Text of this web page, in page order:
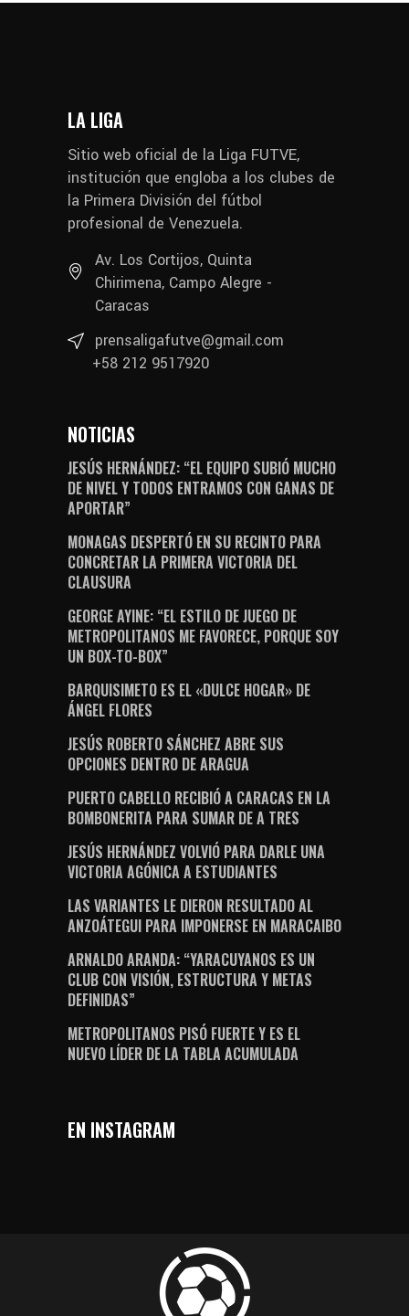
LA LIGA
Sitio web oficial de la Liga FUTVE,
institución que engloba a los clubes de
la Primera División del fútbol
profesional de Venezuela.
Av. Los Cortijos, Quinta
Chirimena, Campo Alegre -
Caracas
prensaligafutve@gmail.com
+58 212 9517920
NOTICIAS
JESÚS HERNÁNDEZ: “EL EQUIPO SUBIÓ MUCHO
DE NIVEL Y TODOS ENTRAMOS CON GANAS DE
APORTAR”
MONAGAS DESPERTÓ EN SU RECINTO PARA
CONCRETAR LA PRIMERA VICTORIA DEL
CLAUSURA
GEORGE AYINE: “EL ESTILO DE JUEGO DE
METROPOLITANOS ME FAVORECE, PORQUE SOY
UN BOX-TO-BOX”
BARQUISIMETO ES EL «DULCE HOGAR» DE
ÁNGEL FLORES
JESÚS ROBERTO SÁNCHEZ ABRE SUS
OPCIONES DENTRO DE ARAGUA
PUERTO CABELLO RECIBIÓ A CARACAS EN LA
BOMBONERITA PARA SUMAR DE A TRES
JESÚS HERNÁNDEZ VOLVIÓ PARA DARLE UNA
VICTORIA AGÓNICA A ESTUDIANTES
LAS VARIANTES LE DIERON RESULTADO AL
ANZOÁTEGUI PARA IMPONERSE EN MARACAIBO
ARNALDO ARANDA: “YARACUYANOS ES UN
CLUB CON VISIÓN, ESTRUCTURA Y METAS
DEFINIDAS”
METROPOLITANOS PISÓ FUERTE Y ES EL
NUEVO LÍDER DE LA TABLA ACUMULADA
EN INSTAGRAM